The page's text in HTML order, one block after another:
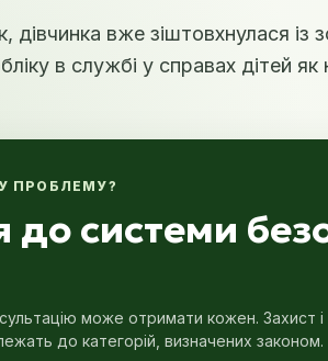
дівчинка вже зіштовхнулася із
в службі у справах дітей як
ПРОБЛЕМУ?
до системи
може отримати кожен. Захист і
до категорій, визначених законом.